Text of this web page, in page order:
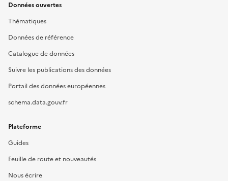
Données ouvertes
Thématiques
Données de référence
Catalogue de données
Suivre les publications des données
Portail des données européennes
schema.data.gouv.fr
Plateforme
Guides
Feuille de route et nouveautés
Nous écrire